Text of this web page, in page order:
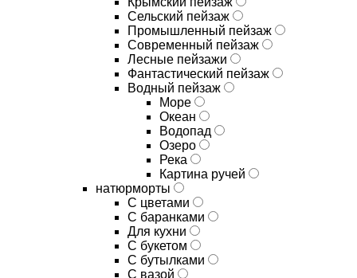
Сельский пейзаж
Промышленный пейзаж
Современный пейзаж
Лесные пейзажи
Фантастический пейзаж
Водный пейзаж
Море
Океан
Водопад
Озеро
Река
Картина ручей
натюрморты
С цветами
С баранками
Для кухни
C букетом
C бутылками
C вазой